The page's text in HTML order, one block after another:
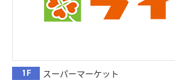
1F
スーパーマーケット